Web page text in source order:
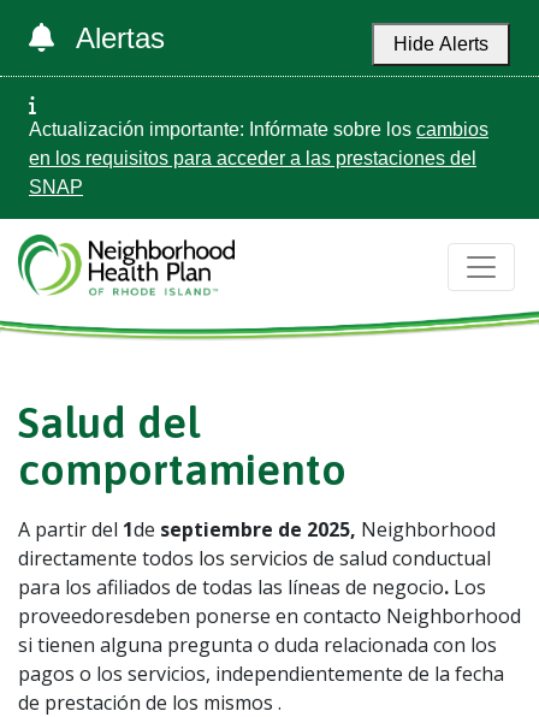
Alertas Hide Alerts
Actualización importante: Infórmate sobre los cambios
en los requisitos para acceder a las prestaciones del
SNAP
Salud del
comportamiento
A partir del 1de septiembre de 2025, Neighborhood
directamente todos los servicios de salud conductual
para los afiliados de todas las líneas de negocio. Los
proveedoresdeben ponerse en contacto Neighborhood
si tienen alguna pregunta o duda relacionada con los
pagos o los servicios, independientemente de la fecha
de prestación de los mismos .